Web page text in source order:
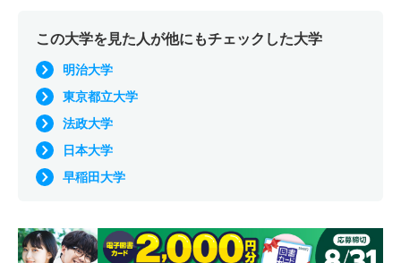
この大学を見た人が他にもチェックした大学
明治大学
東京都立大学
法政大学
日本大学
早稲田大学